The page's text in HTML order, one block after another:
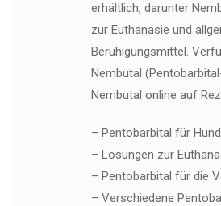
erhältlich, darunter
zur Euthanasie und
Beruhigungsmittel.
Nembutal
Nembutal online auf
– Pentobarbital für
– Lösungen zur
– Pentobarbital für die
– Verschiedene